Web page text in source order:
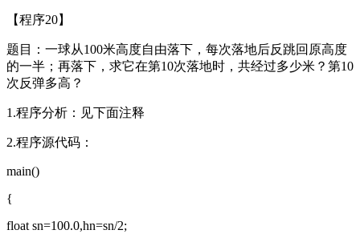
【程序20】
题目：一球从100米高度自由落下，每次落地后反跳回原高度
的一半；再落下，求它在第10次落地时，共经过多少米？第10
次反弹多高？
1.程序分析：见下面注释
2.程序源代码：
main()
{
float sn=100.0,hn=sn/2;